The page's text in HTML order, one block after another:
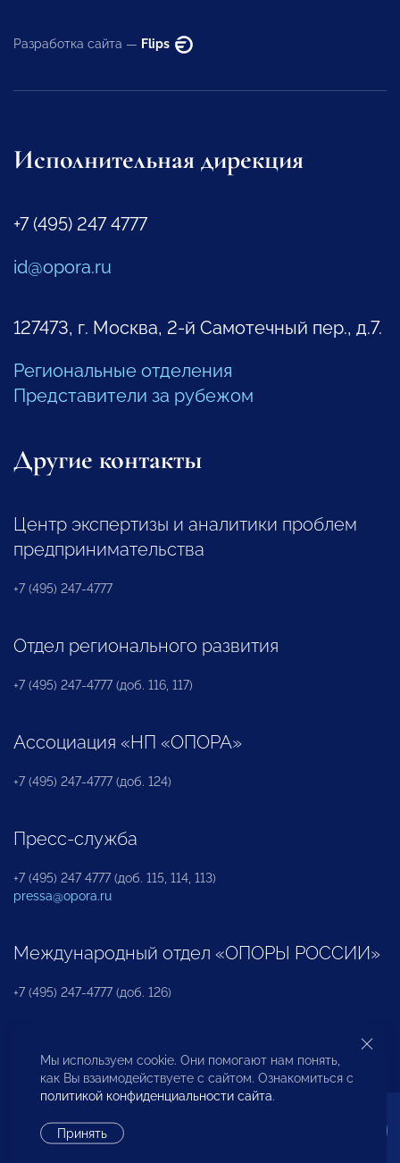
Разработка сайта — Flips
Исполнительная дирекция
+7 (495) 247 4777
id@opora.ru
127473, г. Москва, 2-й Самотечный пер., д.7.
Региональные отделения
Представители за рубежом
Другие контакты
Центр экспертизы и аналитики проблем
предпринимательства
+7 (495) 247-4777
Отдел регионального развития
+7 (495) 247-4777 (доб. 116, 117)
Ассоциация «НП «ОПОРА»
+7 (495) 247-4777 (доб. 124)
Пресс-служба
+7 (495) 247 4777 (доб. 115, 114, 113)
pressa@opora.ru
Международный отдел «ОПОРЫ РОССИИ»
+7 (495) 247-4777 (доб. 126)
Бюро по защите прав предпринимателей и
инвесторов
Мы используем cookie. Они помогают нам понять,
как Вы взаимодействуете с сайтом. Ознакомиться с
политикой конфиденциальности сайта.
Принять